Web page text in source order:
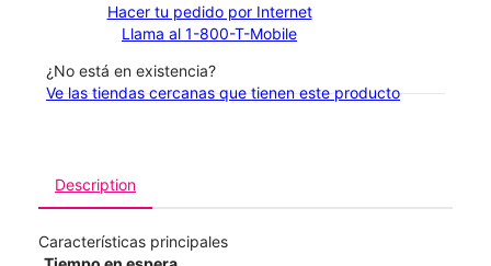
Hacer tu pedido por Internet
Llama al 1-800-T-Mobile
¿No está en existencia?
Ve las tiendas cercanas que tienen este producto
Description
Características principales